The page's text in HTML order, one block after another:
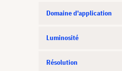
Domaine d'application
Luminosité
Résolution